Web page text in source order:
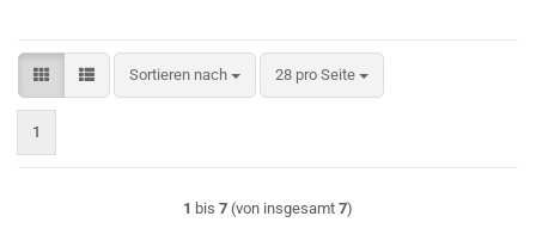
Sortieren nach
Sortieren nach 28 pro Seite
pro Seite
1
1 bis 7 (von insgesamt 7)